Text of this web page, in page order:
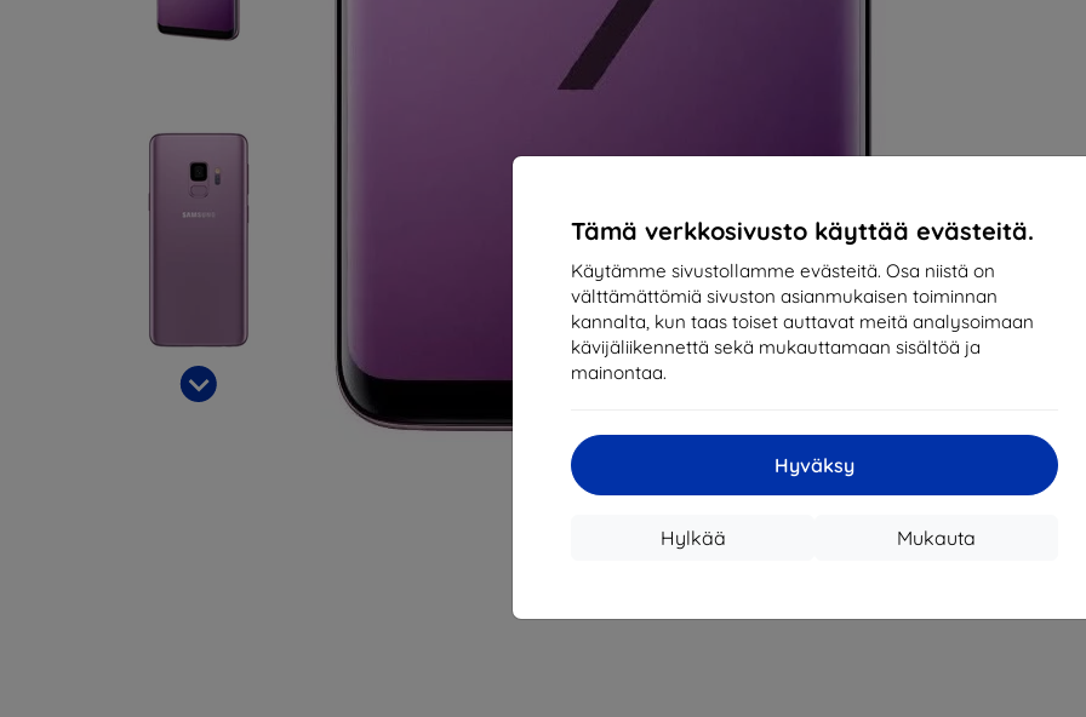
Tämä verkkosivusto käyttää evästeitä.
Käytämme sivustollamme evästeitä. Osa niistä on
välttämättömiä sivuston asianmukaisen toiminnan
kannalta, kun taas toiset auttavat meitä analysoimaan
kävijäliikennettä sekä mukauttamaan sisältöä ja
mainontaa.
Hyväksy
Mukauta
Hylkää